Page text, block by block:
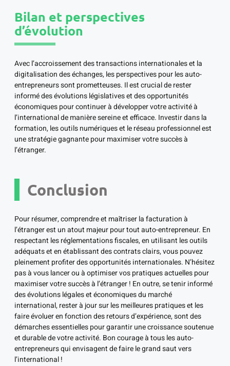
Bilan et perspectives
d’évolution
Avec l’accroissement des transactions internationales et la
digitalisation des échanges, les perspectives pour les auto-
entrepreneurs sont prometteuses. Il est crucial de rester
informé des évolutions législatives et des opportunités
économiques pour continuer à développer votre activité à
l’international de manière sereine et efficace. Investir dans la
formation, les outils numériques et le réseau professionnel est
une stratégie gagnante pour maximiser votre succès à
l’étranger.
Conclusion
Pour résumer, comprendre et maîtriser la facturation à
l’étranger est un atout majeur pour tout auto-entrepreneur. En
respectant les réglementations fiscales, en utilisant les outils
adéquats et en établissant des contrats clairs, vous pouvez
pleinement profiter des opportunités internationales. N’hésitez
pas à vous lancer ou à optimiser vos pratiques actuelles pour
maximiser votre succès à l’étranger ! En outre, se tenir informé
des évolutions légales et économiques du marché
international, rester à jour sur les meilleures pratiques et les
faire évoluer en fonction des retours d’expérience, sont des
démarches essentielles pour garantir une croissance soutenue
et durable de votre activité. Bon courage à tous les auto-
entrepreneurs qui envisagent de faire le grand saut vers
l’international !